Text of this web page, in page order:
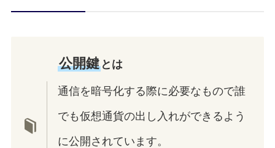
公開鍵 とは
通信を暗号化する際に必要なもので誰
でも仮想通貨の出し入れができるよう
に公開されています。